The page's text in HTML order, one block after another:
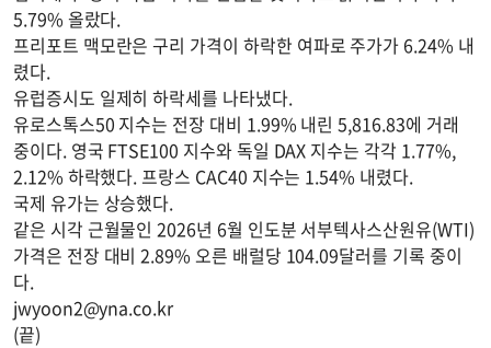
5.79% 올랐다.
프리포트 맥모란은 구리 가격이 하락한 여파로 주가가 6.24% 내
렸다.
유럽증시도 일제히 하락세를 나타냈다.
유로스톡스50 지수는 전장 대비 1.99% 내린 5,816.83에 거래
중이다. 영국 FTSE100 지수와 독일 DAX 지수는 각각 1.77%,
2.12% 하락했다. 프랑스 CAC40 지수는 1.54% 내렸다.
국제 유가는 상승했다.
같은 시각 근월물인 2026년 6월 인도분 서부텍사스산원유(WTI)
가격은 전장 대비 2.89% 오른 배럴당 104.09달러를 기록 중이
다.
jwyoon2@yna.co.kr
(끝)